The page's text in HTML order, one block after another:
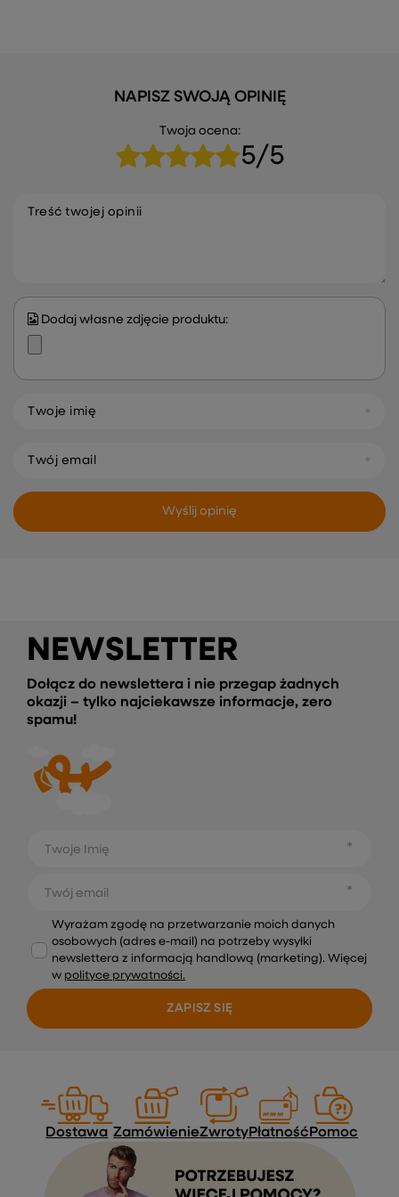
NAPISZ SWOJĄ OPINIĘ
Twoja ocena:
5/5
Treść twojej opinii
Dodaj własne zdjęcie produktu:
Twoje imię
Twój email
Wyślij opinię
NEWSLETTER
Dołącz do newslettera i nie przegap żadnych
okazji – tylko najciekawsze informacje, zero
spamu!
Twoje Imię
Twój email
Wyrażam zgodę na przetwarzanie moich danych
osobowych (adres e-mail) na potrzeby wysyłki
newslettera z informacją handlową (marketing). Więcej
w polityce prywatności.
ZAPISZ SIĘ
Dostawa ZamówienieZwrotyPłatność Pomoc